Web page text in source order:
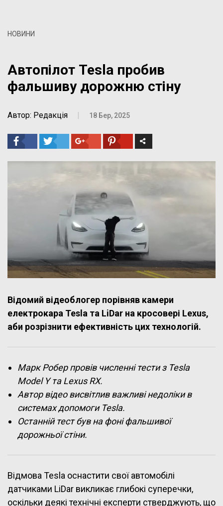
НОВИНИ
Автопілот Tesla пробив
фальшиву дорожню стіну
Автор: Редакція | 18 Бер, 2025
Відомий відеоблогер порівняв камери
електрокара Tesla та LiDar на кросовері Lexus,
аби розрізнити ефективність цих технологій.
Марк Робер провів численні тести з Tesla
Model Y та Lexus RX.
Автор відео висвітлив важливі недоліки в
системах допомоги Tesla.
Останній тест був на фоні фальшивої
дорожньої стіни.
Відмова Tesla оснастити свої автомобілі
датчиками LiDar викликає глибокі суперечки,
оскільки деякі технічні експерти стверджують, що